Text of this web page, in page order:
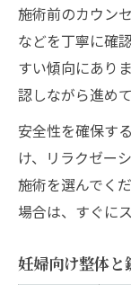
施術前のカウン
などを丁寧に確
すい傾向にあり
認しながら進め
安全性を確保す
け、リラクゼー
施術を選んでく
場合は、すぐに
妊婦向け整体と